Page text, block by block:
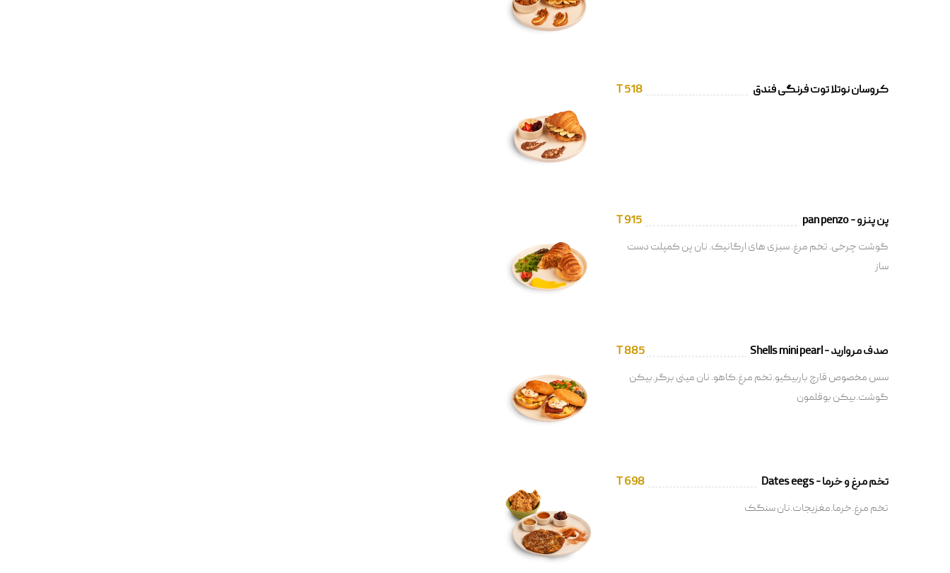
کروسان نوتلا توت فرنگی فندق T 518
پن پنزو - pan penzo
T 915
گوشت چرخی. تخم مرغ. سبزی های ارگانیک. نان پن کمپلت دست
ساز
صدف مروارید - Shells mini pearl
T 885
سس مخصوص قارچ باربیکیو.تخم مرغ.کاهو. نان مینی برگر.بیکن
گوشت.بیکن بوقلمون
تخم مرغ و خرما - Dates eegs
T 698
تخم مرغ.خرما.مغزیجات.نان سنگک